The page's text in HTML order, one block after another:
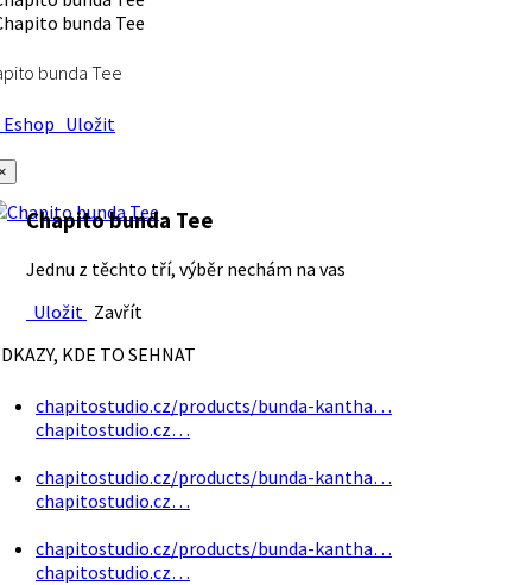
bunda Tee
Uložit
Chapito bunda Tee
Jednu z těchto tří, výběr nechám na vas
Uložit Zavřít
KDE TO SEHNAT
chapitostudio.cz/products/bunda-kantha…
chapitostudio.cz…
chapitostudio.cz/products/bunda-kantha…
chapitostudio.cz…
chapitostudio.cz/products/bunda-kantha…
chapitostudio.cz…